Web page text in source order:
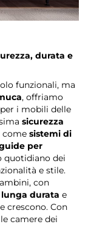
durata e
funzionali, ma
, offriamo
per i mobili delle
sicurezza
come sistemi di
per
quotidiano dei
e stile.
con
lunga durata e
crescono. Con
camere dei